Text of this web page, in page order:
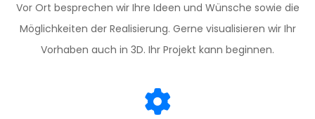
Vor Ort besprechen wir Ihre Ideen und Wünsche sowie die
Möglichkeiten der Realisierung. Gerne visualisieren wir Ihr
Vorhaben auch in 3D. Ihr Projekt kann beginnen.